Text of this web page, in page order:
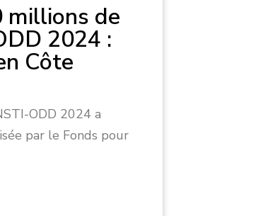
millions de
2024 :
Côte
ODD 2024 a
par le Fonds pour